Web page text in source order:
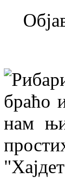
браћо
нам